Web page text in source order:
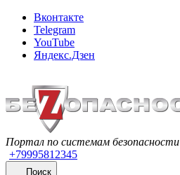
Вконтакте
Telegram
YouTube
Яндекс.Дзен
Портал по системам безопасности
+79995812345
Поиск